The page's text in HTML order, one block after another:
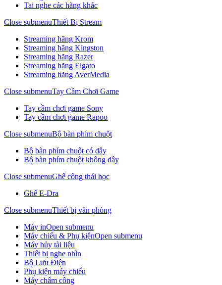
Tai nghe các hãng khác
Close submenuThiết Bị Stream
Streaming hãng Krom
Streaming hãng Kingston
Streaming hãng Razer
Streaming hãng Elgato
Streaming hãng AverMedia
Close submenuTay Cầm Chơi Game
Tay cầm chơi game Sony
Tay cầm chơi game Rapoo
Close submenuBộ bàn phím chuột
Bộ bàn phím chuột có dây
Bộ bàn phím chuột không dây
Close submenuGhế công thái học
Ghế E-Dra
Close submenuThiết bị văn phòng
Máy inOpen submenu
Máy chiếu & Phụ kiệnOpen submenu
Máy hủy tài liệu
Thiết bị nghe nhìn
Bộ Lưu Điện
Phụ kiện máy chiếu
Máy chấm công